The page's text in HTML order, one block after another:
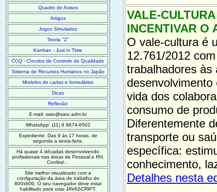
Quadro de Avisos
Artigos
Jogos Simulados
Teoria "Z"
Kanban - Just in Time
CCQ - Círculos de Controle de Qualidade
Sistema de Recursos Humanos no Japão
Modelos de cartas e formulários
Dicas
Reflexão
E-mail: sato@sato.adm.br
WhatsApp: (11) 9 9674-6502
Expediente: Das 9 às 17 horas, de
segunda a sexta-feira.
Há quase 4 décadas desenvolvendo
profissionais nas áreas de Pessoal e RH.
Confira!...
Site melhor visualizado com a
configuração da área de trabalho de
800x600. O seu navegador deve estar
habilitado para usar JAVASCRIPT.
VALE-
INCENTIVAR O
O vale-cultura é
12.761/2012
trabalhadores às
vida dos
consumo de
Diferentemente
transporte ou
específica:
conhecimento,
Detalhes nesta